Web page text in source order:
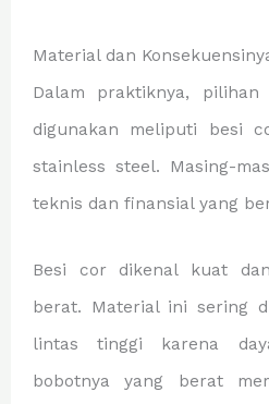
Material dan
Dalam praktiknya,
digunakan meliputi besi
stainless steel. Masing-
teknis dan finansial yang
Besi cor dikenal kuat
berat. Material ini sering
lintas tinggi karena
bobotnya yang berat